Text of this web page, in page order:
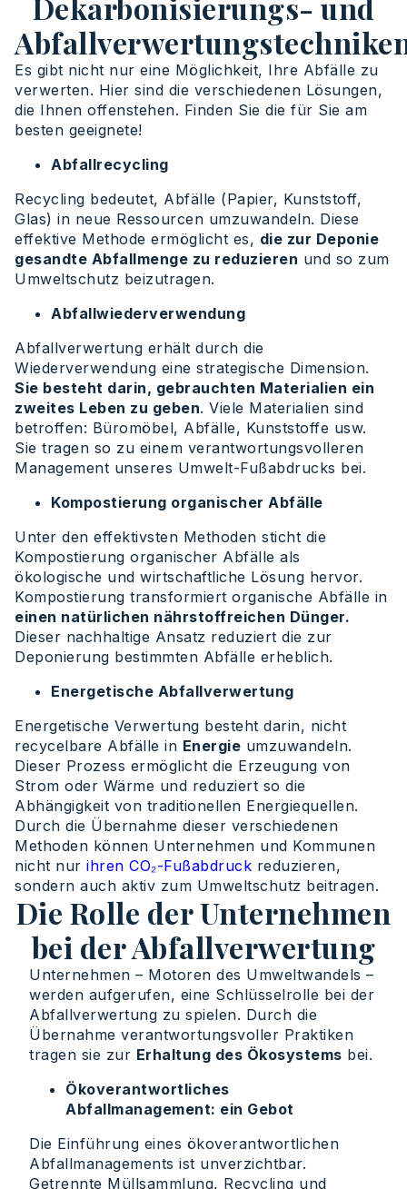
Es gibt nicht nur eine Möglichkeit, Ihre Abfälle zu
verwerten. Hier sind die verschiedenen Lösungen,
die Ihnen offenstehen. Finden Sie die für Sie am
besten geeignete!
Abfallrecycling
Recycling bedeutet, Abfälle (Papier, Kunststoff,
Glas) in neue Ressourcen umzuwandeln. Diese
effektive Methode ermöglicht es, die zur Deponie
gesandte Abfallmenge zu reduzieren und so zum
Umweltschutz beizutragen.
Abfallwiederverwendung
Abfallverwertung erhält durch die
Wiederverwendung eine strategische Dimension.
Sie besteht darin, gebrauchten Materialien ein
zweites Leben zu geben. Viele Materialien sind
betroffen: Büromöbel, Abfälle, Kunststoffe usw.
Sie tragen so zu einem verantwortungsvolleren
Management unseres Umwelt-Fußabdrucks bei.
Kompostierung organischer Abfälle
Unter den effektivsten Methoden sticht die
Kompostierung organischer Abfälle als
ökologische und wirtschaftliche Lösung hervor.
Kompostierung transformiert organische Abfälle in
einen natürlichen nährstoffreichen Dünger.
Dieser nachhaltige Ansatz reduziert die zur
Deponierung bestimmten Abfälle erheblich.
Energetische Abfallverwertung
Energetische Verwertung besteht darin, nicht
recycelbare Abfälle in Energie umzuwandeln.
Dieser Prozess ermöglicht die Erzeugung von
Strom oder Wärme und reduziert so die
Abhängigkeit von traditionellen Energiequellen.
Durch die Übernahme dieser verschiedenen
Methoden können Unternehmen und Kommunen
nicht nur ihren CO₂-Fußabdruck reduzieren,
sondern auch aktiv zum Umweltschutz beitragen.
Die Rolle der Unternehmen
bei der Abfallverwertung
Unternehmen – Motoren des Umweltwandels –
werden aufgerufen, eine Schlüsselrolle bei der
Abfallverwertung zu spielen. Durch die
Übernahme verantwortungsvoller Praktiken
tragen sie zur Erhaltung des Ökosystems bei.
Ökoverantwortliches
Abfallmanagement: ein Gebot
Die Einführung eines ökoverantwortlichen
Abfallmanagements ist unverzichtbar.
Getrennte Müllsammlung, Recycling und